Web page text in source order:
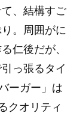
、結構すご
。周囲がに
仁後だが、
っ張るタイ
ーガー」は
クオリティ